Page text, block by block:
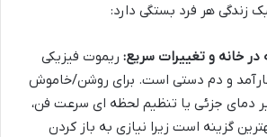
زندگی هر فرد بستگی دارد:
در خانه و تغییرات سریع: ریموت فیزیکی
و دم دستی است. برای روشن/خاموش
دمای جزئی یا تنظیم لحظه ای سرعت فن،
گزینه است زیرا نیازی به باز کردن